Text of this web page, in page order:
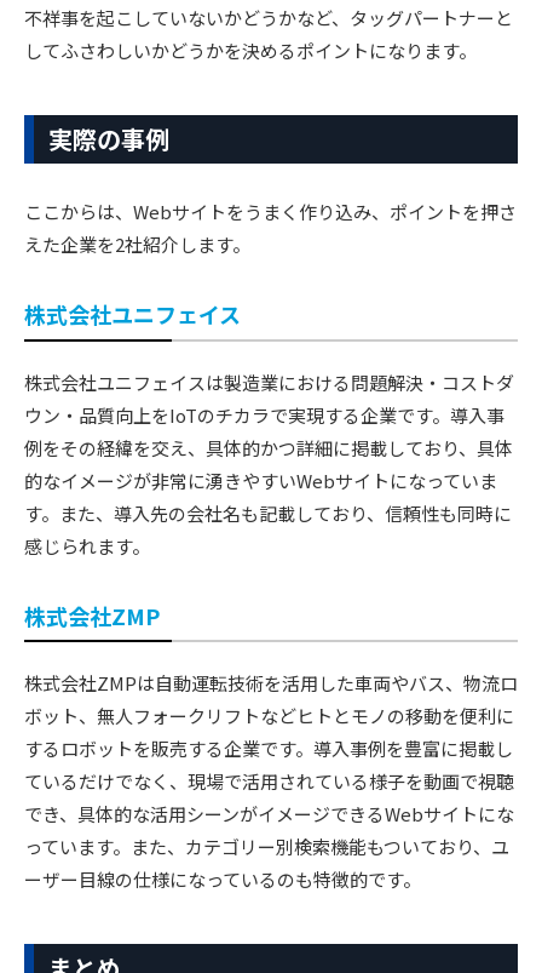
不祥事を起こしていないかどうかなど、タッグパートナーと
してふさわしいかどうかを決めるポイントになります。
実際の事例
ここからは、Webサイトをうまく作り込み、ポイントを押さ
えた企業を2社紹介します。
株式会社ユニフェイス
株式会社ユニフェイスは製造業における問題解決・コストダ
ウン・品質向上をIoTのチカラで実現する企業です。導入事
例をその経緯を交え、具体的かつ詳細に掲載しており、具体
的なイメージが非常に湧きやすいWebサイトになっていま
す。また、導入先の会社名も記載しており、信頼性も同時に
感じられます。
株式会社ZMP
株式会社ZMPは自動運転技術を活用した車両やバス、物流ロ
ボット、無人フォークリフトなどヒトとモノの移動を便利に
するロボットを販売する企業です。導入事例を豊富に掲載し
ているだけでなく、現場で活用されている様子を動画で視聴
でき、具体的な活用シーンがイメージできるWebサイトにな
っています。また、カテゴリー別検索機能もついており、ユ
ーザー目線の仕様になっているのも特徴的です。